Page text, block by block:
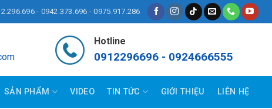
- 0942.373.696 - 0975.917.286
Hotline
0912296696 - 0924666555
SẢN PHẨM VIDEO TIN TỨC GIỚI THIỆU LIÊN HỆ